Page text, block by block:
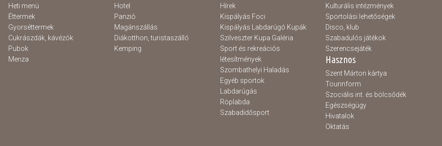
Heti menü
Éttermek
Gyorséttermek
Cukrászdák, kávézók
Pubok
Menza
Hotel
Panzió
Magánszállás
Diákotthon, turistaszálló
Kemping
Hírek
Kispályás Foci
Kispályás Labdarúgó Kupák
Szilveszter Kupa Galéria
Sport és rekreációs
létesítmények
Szombathelyi Haladás
Egyéb sportok
Labdarúgás
Röplabda
Szabadidősport
Kulturális intézmények
Sportolási lehetőségek
Disco, klub
Szabadulós játékok
Szerencsejáték
Hasznos
Szent Márton kártya
Tourinform
Szociális int. és bölcsődék
Egészségügy
Hivatalok
Oktatás